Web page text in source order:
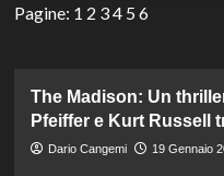
Office”.
più
sfida
in
quota
Pagine: 1 2 34 5 6
The Madison: Un
Pfeiffer e Kurt Russell
Dario Cangemi 19 Gennaio